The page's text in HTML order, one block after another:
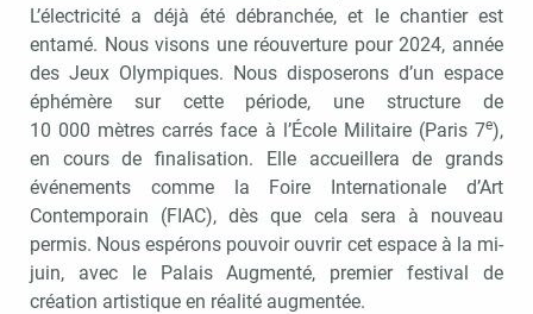
L’électricité a déjà été débranchée, et le chantier est
entamé. Nous visons une réouverture pour 2024, année
des Jeux Olympiques. Nous disposerons d’un espace
éphémère sur cette période, une structure de
10 000 mètres carrés face à l’École Militaire (Paris 7e),
en cours de finalisation. Elle accueillera de grands
événements comme la Foire Internationale d’Art
Contemporain (FIAC), dès que cela sera à nouveau
permis. Nous espérons pouvoir ouvrir cet espace à la mi-
juin, avec le Palais Augmenté, premier festival de
création artistique en réalité augmentée.